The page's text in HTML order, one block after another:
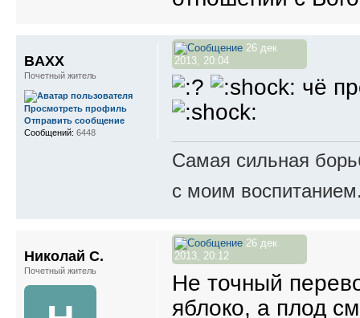
26 дек
2013, 20:04
чё
Самая сильная
с моим
BAXX
Почетный житель
Просмотреть профиль
Отправить сообщение
Сообщений: 6448
26 дек
2013, 20:12
Не точный
яблоко, а плод
Николай С.
Почетный житель